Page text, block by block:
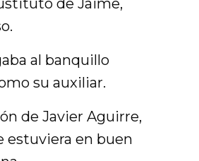
al banquillo
su auxiliar.
de Javier Aguirre,
estuviera en buen